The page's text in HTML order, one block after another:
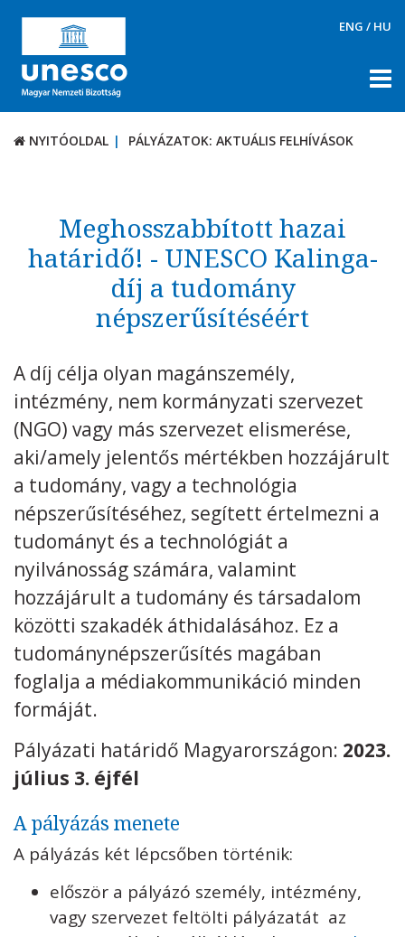
ENG / HU
NYITÓOLDAL PÁLYÁZATOK: AKTUÁLIS FELHÍVÁSOK
TÉMÁK
DOKUMENTUMTÁR
PÁLYÁZATOK / DÍJAK
Aktuális felhívások
KAPCSOLAT
Kövess minket unescohungary
Adatkezelési tájékoztató
RSS
NYITÓOLDAL PÁLYÁZATOK: AKTUÁLIS FELHÍVÁSOK
Meghosszabbított hazai
határidő! - UNESCO Kalinga-
díj a tudomány
népszerűsítéséért
A díj célja olyan magánszemély,
intézmény, nem kormányzati szervezet
(NGO) vagy más szervezet elismerése,
aki/amely jelentős mértékben hozzájárult
a tudomány, vagy a technológia
népszerűsítéséhez, segített értelmezni a
tudományt és a technológiát a
nyilvánosság számára, valamint
hozzájárult a tudomány és társadalom
közötti szakadék áthidalásához. Ez a
tudománynépszerűsítés magában
foglalja a médiakommunikáció minden
formáját.
Pályázati határidő Magyarországon: 2023.
július 3. éjfél
A pályázás menete
A pályázás két lépcsőben történik:
először a pályázó személy, intézmény,
vagy szervezet feltölti pályázatát az